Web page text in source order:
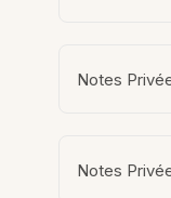
Notes
Notes